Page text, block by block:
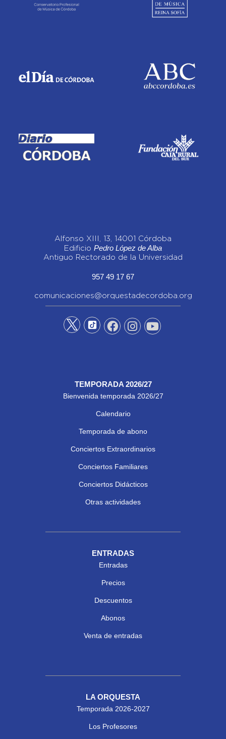
Alfonso XIII, 13, 14001 Córdoba
Edificio Pedro López de Alba
Antiguo Rectorado de la Universidad
957 49 17 67
comunicaciones@orquestadecordoba.org
TEMPORADA 2026/27
Bienvenida temporada 2026/27
Calendario
Temporada de abono
Conciertos Extraordinarios
Conciertos Familiares
Conciertos Didácticos
Otras actividades
ENTRADAS
Entradas
Precios
Descuentos
Abonos
Venta de entradas
LA ORQUESTA
Temporada 2026-2027
Los Profesores